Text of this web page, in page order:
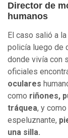
Director de
humanos
El caso salió a
policía luego de
donde vivía con
oficiales
oculares
como riñones,
tráquea, y
espeluznante,
una silla.